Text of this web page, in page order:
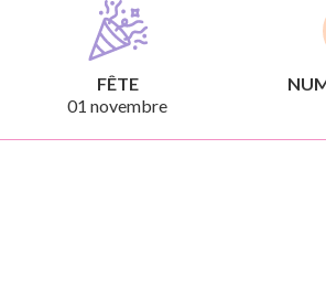
FÊTE
01 novembre